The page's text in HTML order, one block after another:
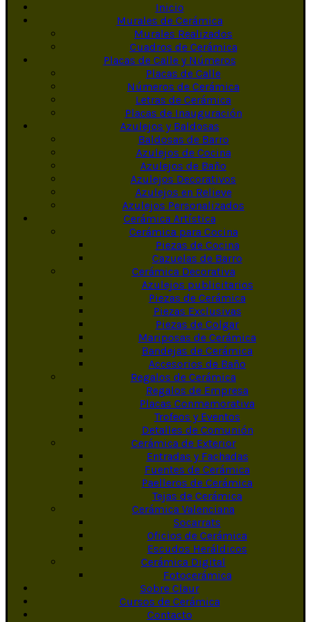
Inicio
Murales de Cerámica
Murales Realizados
Cuadros de Cerámica
Placas de Calle y Números
Placas de Calle
Números de Cerámica
Letras de Cerámica
Placas de Inauguración
Azulejos y Baldosas
Baldosas de Barro
Azulejos de Cocina
Azulejos de Baño
Azulejos Decorativos
Azulejos en Relieve
Azulejos Personalizados
Cerámica Artística
Cerámica para Cocina
Piezas de Cocina
Cazuelas de Barro
Cerámica Decorativa
Azulejos publicitarios
Piezas de Cerámica
Piezas Exclusivas
Piezas de Colgar
Mariposas de Cerámica
Bandejas de Cerámica
Accesorios de Baño
Regalos de Cerámica
Regalos de Empresa
Placas Conmemorativa
Trofeos y Eventos
Detalles de Comunión
Cerámica de Exterior
Entradas y Fachadas
Fuentes de Cerámica
Paelleros de Cerámica
Tejas de Cerámica
Cerámica Valenciana
Socarrats
Oficios de Cerámica
Escudos Heráldicos
Cerámica Digital
Fotocerámica
Sobre Claur
Cursos de Cerámica
Contacto